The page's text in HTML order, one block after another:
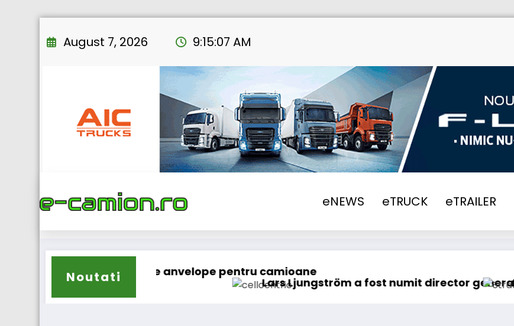
to
August 7, 2026 9:15:08 AM
eNEWS eTRUCK eTRAILER
Noutati
pentru camioane
Lars Ljungström a fost numit director general (CFO) pentru cellcentric
IVECO Strator se întoarce